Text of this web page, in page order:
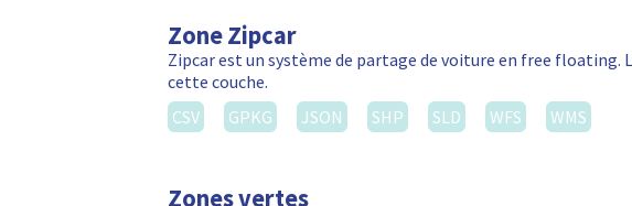
Zone Zipcar
Zipcar est un système de partage de voiture en free
cette couche.
CSV
GPKG JSON SHP SLD WFS WMS
Zones vertes